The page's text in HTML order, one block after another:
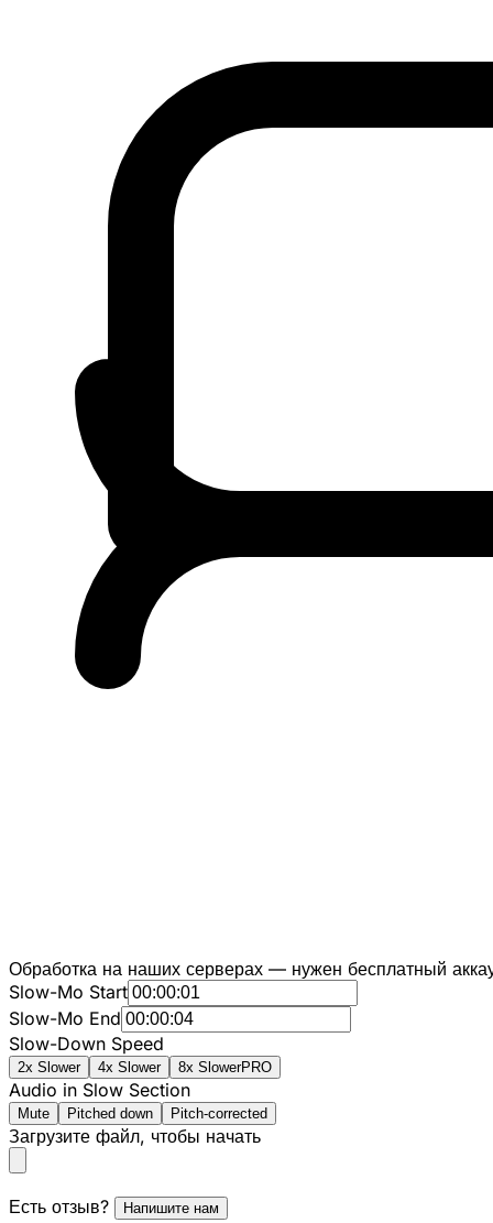
Обработка на наших серверах — нужен бесплатный
Slow-Mo Start
Slow-Mo End
Slow-Down Speed
2x Slower 4x Slower 8x SlowerPRO
Audio in Slow Section
Mute Pitched down Pitch-corrected
Загрузите файл, чтобы начать
Есть отзыв? Напишите нам